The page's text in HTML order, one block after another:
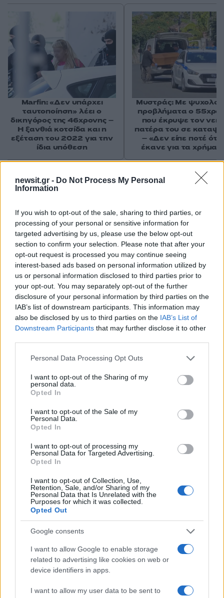
newsit.gr - Do Not Process My Personal
Information
If you wish to opt-out of the sale, sharing to third parties, or
processing of your personal or sensitive information for
targeted advertising by us, please use the below opt-out
section to confirm your selection. Please note that after your
opt-out request is processed you may continue seeing
interest-based ads based on personal information utilized by
us or personal information disclosed to third parties prior to
your opt-out. You may separately opt-out of the further
disclosure of your personal information by third parties on the
IAB’s list of downstream participants. This information may
also be disclosed by us to third parties on the IAB’s List of
Downstream Participants that may further disclose it to other
Please note that this website/app uses one or more Google
not limited to your visit or usage behaviour. You may click to
grant or deny consent to Google and its third-party tags to
use your data for below specified purposes in below Google
consent section.
Personal Data Processing Opt Outs
I want to opt-out of the Sharing of my
personal data.
Opted In
I want to opt-out of the Sale of my
Personal Data.
Opted In
I want to opt-out of processing my
Personal Data for Targeted Advertising.
Opted In
I want to opt-out of Collection, Use,
Retention, Sale, and/or Sharing of my
Personal Data that Is Unrelated with the
Purposes for which it was collected.
Opted Out
Google consents
I want to allow Google to enable storage
related to advertising like cookies on web or
device identifiers in apps.
I want to allow my user data to be sent to
Σχόλια
Σχολίασε εδώ
50 /50
2000 /2000
Πολιτική Απορρήτου&Όροι Χρήσηςτης Google.
ΒΡΑΖΙΛΙΑ
ΚΟΡΙΝΘΙΑΝΣ ΠΑΛΜΕΪΡΑΣ
Share:
Ακολουθήστε το Νewsit.gr στοGoogle News
ενημερωθείτε πρώτοι για όλη την ειδησεογραφία και τα
Marfin: «Δεν υπάρχει
ταυτοποίηση» λέει ο
δικηγόρος της 46χρονης –
Η ξανθιά κοτσίδα και η
εξέταση του 2022 για την
ίδια υπόθεση
Μυστράς: Με
προβλήματα ο
που έκρυψε τον
πατέρα του σε
– «Δεν είπε ποτέ ότι
έκανε για τα
Πιο δημοφιλή
Λένα Σαμαρά: Συγκίνηση στο μνημόσυνο
για τον έναν χρόνο από τον θάνατο της
κόρης του Αντώνη Σαμαρά
Σοκαριστική υπόθεση στην Κρήτη: